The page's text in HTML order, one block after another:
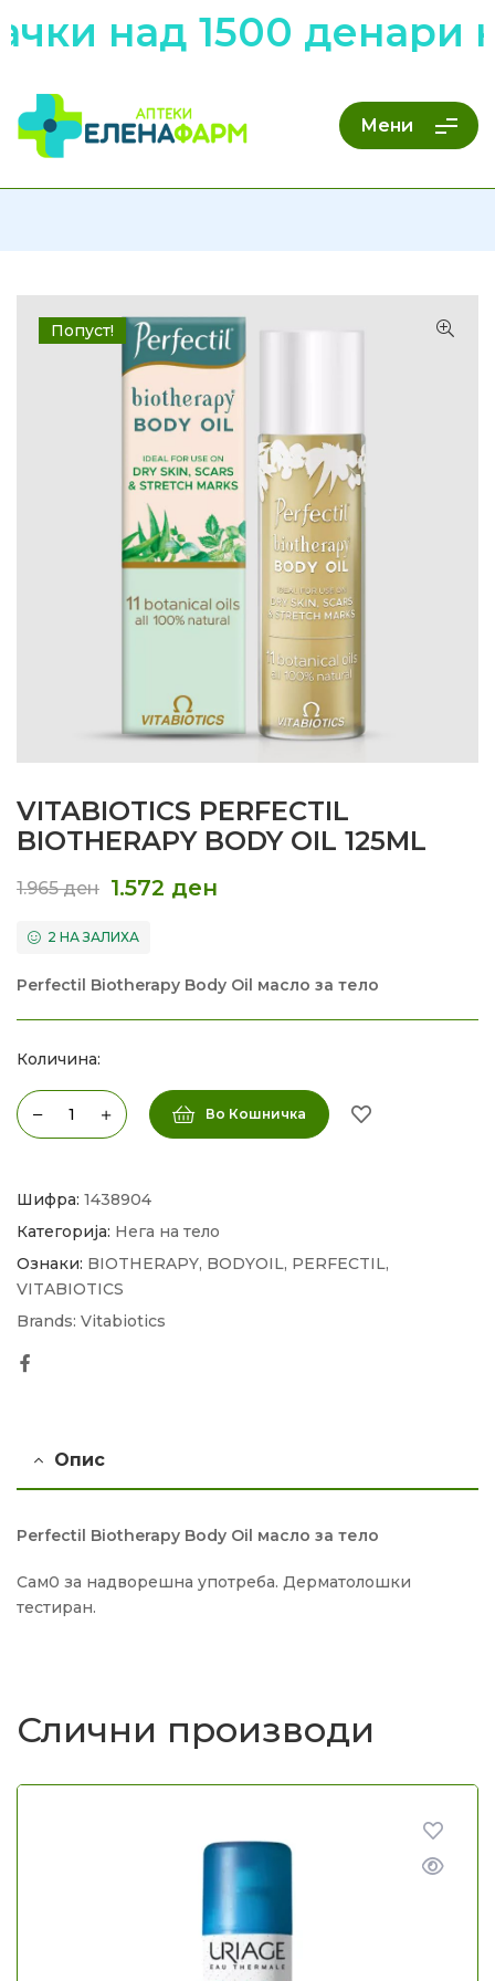
над 1500 денари
Мени
Попуст!
VITABIOTICS PERFECTIL
BIOTHERAPY BODY OIL 125ML
1.965ден 1.572 ден
2 НА ЗАЛИХА
Perfectil Biotherapy Body Oil масло за тело
Количина:
Во Кошничка
Шифра: 1438904
Категорија: Нега на тело
Ознаки: BIOTHERAPY, BODYOIL, PERFECTIL,
VITABIOTICS
Brands: Vitabiotics
Опис
Perfectil Biotherapy Body Oil масло за тело
Сам0 за надворешна употреба. Дерматолошки
тестиран.
Слични производи